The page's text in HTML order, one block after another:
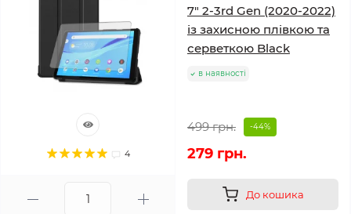
4
7" 2-3rd Gen (2020-2022)
із захисною плівкою та
серветкою Black
в наявності
499 грн. -44%
279 грн.
До кошика